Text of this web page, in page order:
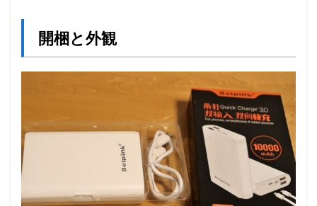
開梱と外観